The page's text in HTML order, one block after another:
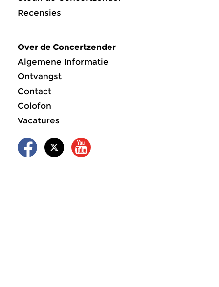
Recensies
Over de Concertzender
Algemene Informatie
Ontvangst
Contact
Colofon
Vacatures